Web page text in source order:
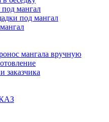
мангал
под мангал
мангала вручную
заказчика